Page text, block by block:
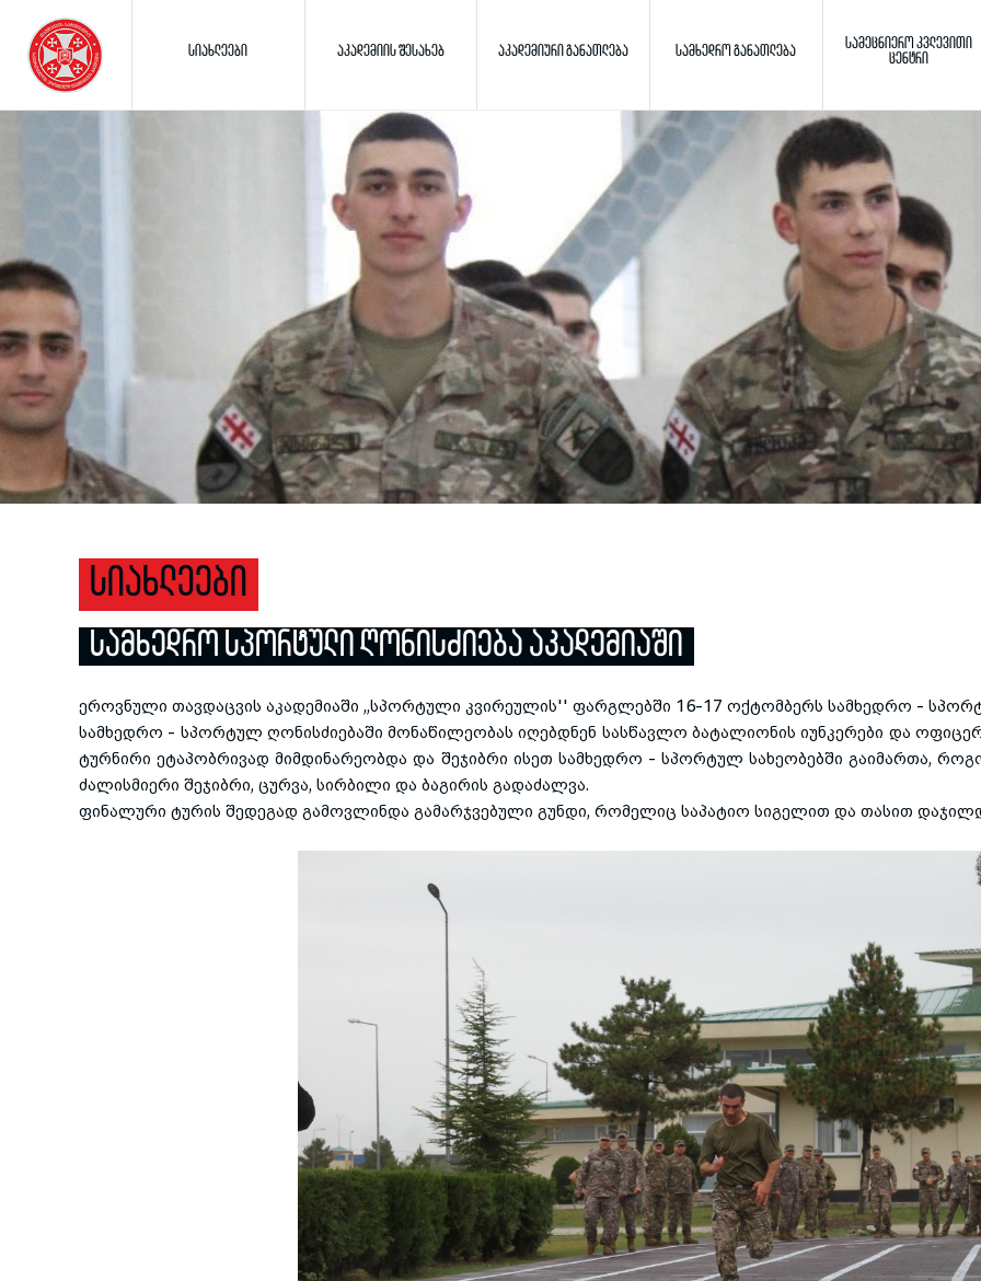
ძიება
Toggle search
ᲡᲘᲐᲮᲚᲔᲔᲑᲘ ᲐᲙᲐᲓᲔᲛᲘᲘᲡ ᲨᲔᲡᲐᲮᲔᲑ ᲐᲙᲐᲓᲔᲛᲘᲣᲠᲘ ᲒᲐᲜᲐᲗᲚᲔᲑᲐ ᲡᲐᲛᲮᲔᲓᲠᲝ ᲒᲐᲜᲐᲗᲚᲔᲑᲐ
ᲡᲐᲛᲔᲪᲜᲘᲔᲠᲝ ᲙᲕᲚᲔᲕᲘᲗᲘ
ᲪᲔᲜᲢᲠᲘ
ᲡᲘᲐᲮᲚᲔᲔᲑᲘ
ᲡᲐᲛᲮᲔᲓᲠᲝ ᲡᲞᲝᲠᲢᲣᲚᲘ ᲦᲝᲜᲘᲡᲫᲘᲔᲑᲐ ᲐᲙᲐᲓᲔᲛᲘᲐᲨᲘ
ეროვნული თავდაცვის აკადემიაში ,,სპორტული კვირეულის'' ფარგლებში 16-17 ოქტომბერს სამხედრო -
სამხედრო - სპორტულ ღონისძიებაში მონაწილეობას იღებდნენ სასწავლო ბატალიონის იუნკერები და
ტურნირი ეტაპობრივად მიმდინარეობდა და შეჯიბრი ისეთ სამხედრო - სპორტულ სახეობებში გაიმართა,
ძალისმიერი შეჯიბრი, ცურვა, სირბილი და ბაგირის გადაძალვა.
ფინალური ტურის შედეგად გამოვლინდა გამარჯვებული გუნდი, რომელიც საპატიო სიგელით და თასით